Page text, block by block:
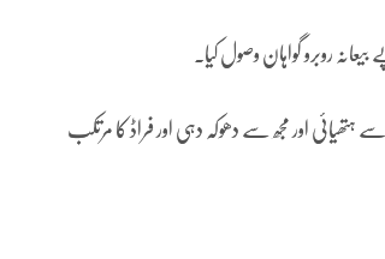
روبرو گواہان وصول کیا۔
ہوئے مذکورہ رقم مجھے سے ہتھیائی اور مجھ سے دھوکہ دہی اور فراڈ کا مرتکب